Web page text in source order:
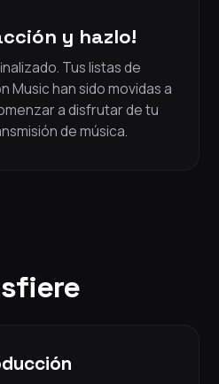
y hazlo!
Tus listas de
Music han sido movidas a
a disfrutar de tu
de música.